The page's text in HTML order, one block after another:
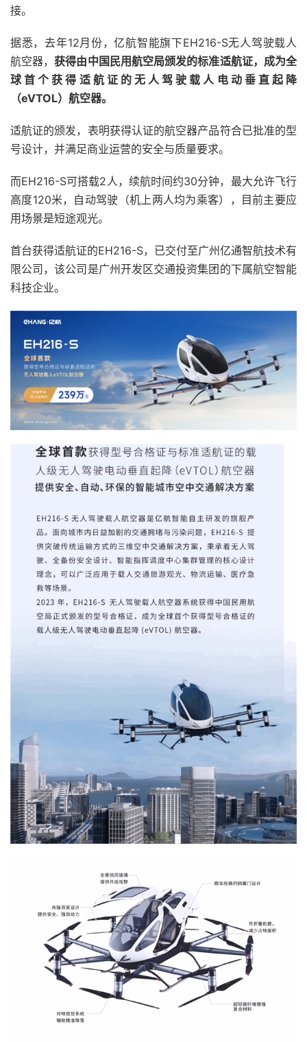
接。
据悉，去年12月份，亿航智能旗下EH216-S无人驾驶载人
航空器，获得由中国民用航空局颁发的标准适航证，成为全
球首个获得适航证的无人驾驶载人电动垂直起降
（eVTOL）航空器。
适航证的颁发，表明获得认证的航空器产品符合已批准的型
号设计，并满足商业运营的安全与质量要求。
而EH216-S可搭载2人，续航时间约30分钟，最大允许飞行
高度120米，自动驾驶（机上两人均为乘客），目前主要应
用场景是短途观光。
首台获得适航证的EH216-S，已交付至广州亿通智航技术有
限公司，该公司是广州开发区交通投资集团的下属航空智能
科技企业。